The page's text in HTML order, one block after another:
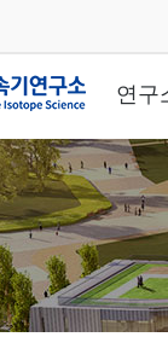
연구